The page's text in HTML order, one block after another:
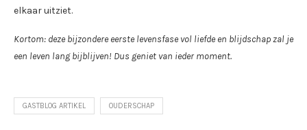
elkaar uitziet.
Kortom: deze bijzondere eerste levensfase vol liefde en blijdschap zal je
een leven lang bijblijven! Dus geniet van ieder moment.
GASTBLOG ARTIKEL OUDERSCHAP